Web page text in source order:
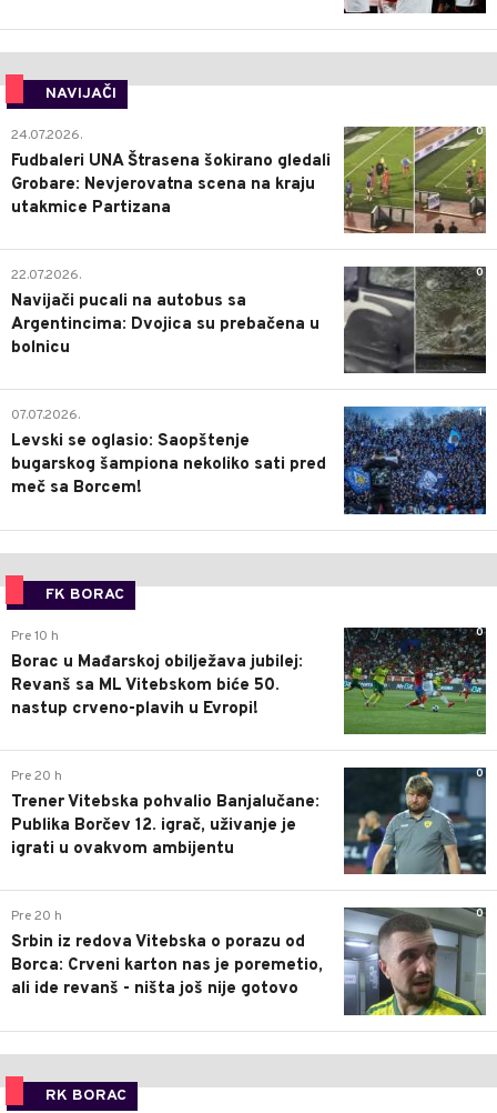
NAVIJAČI
0
24.07.2026.
Fudbaleri UNA Štrasena šokirano gledali
Grobare: Nevjerovatna scena na kraju
utakmice Partizana
0
22.07.2026.
Navijači pucali na autobus sa
Argentincima: Dvojica su prebačena u
bolnicu
1
07.07.2026.
Levski se oglasio: Saopštenje
bugarskog šampiona nekoliko sati pred
meč sa Borcem!
FK BORAC
0
Pre 10 h
Borac u Mađarskoj obilježava jubilej:
Revanš sa ML Vitebskom biće 50.
nastup crveno-plavih u Evropi!
0
Pre 20 h
Trener Vitebska pohvalio Banjalučane:
Publika Borčev 12. igrač, uživanje je
igrati u ovakvom ambijentu
0
Pre 20 h
Srbin iz redova Vitebska o porazu od
Borca: Crveni karton nas je poremetio,
ali ide revanš - ništa još nije gotovo
RK BORAC